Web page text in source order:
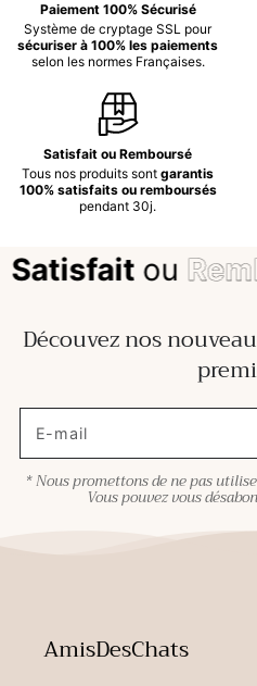
Paiement 100% Sécurisé
Système de cryptage SSL pour
sécuriser à 100% les paiements
selon les normes Françaises.
Satisfait ou Remboursé
Tous nos produits sontgarantis
100% satisfaits ou remboursés
pendant 30j.
Satisfaitou
Découvez nos
E-mail
* Nous promettons de ne pas
Vous pouvez vous
AmisDesChats